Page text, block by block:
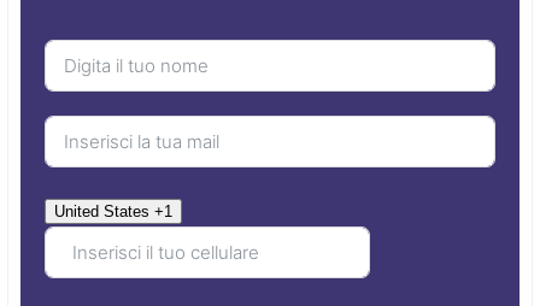
United States +1